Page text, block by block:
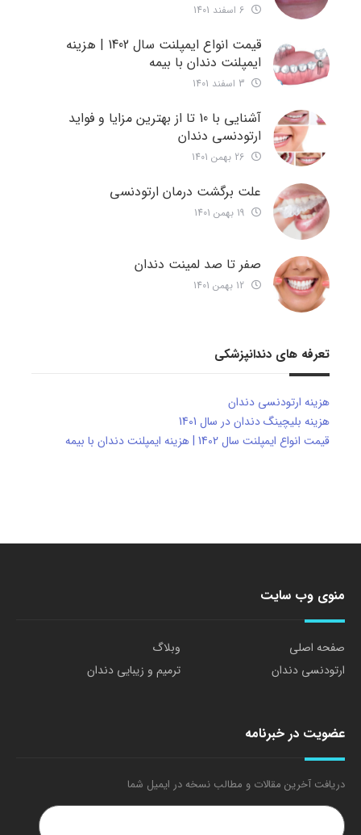
قیمت انواع ایمپلنت سال 1402 | هزینه
ایمپلنت دندان با بیمه
آشنایی با 10 تا از بهترین مزایا و فواید
ارتودنسی دندان
علت برگشت درمان ارتودنسی
صفر تا صد لمینت دندان
تعرفه های دندانپزشکی
هزینه ارتودنسی دندان
هزینه بلیچینگ دندان در سال 1401
قیمت انواع ایمپلنت سال 1402 | هزینه ایمپلنت دندان با بیمه
منوی وب سایت
صفحه اصلی
وبلاگ
ارتودنسی دندان
ترمیم و زیبایی دندان
عضویت در خبرنامه
دریافت آخرین مقالات و مطالب نسخه در ایمیل شما